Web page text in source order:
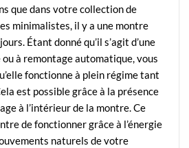
que dans votre collection de
minimalistes, il y a une montre
Étant donné qu’il s’agit d’une
à remontage automatique, vous
fonctionne à plein régime tant
est possible grâce à la présence
à l’intérieur de la montre. Ce
de fonctionner grâce à l’énergie
naturels de votre